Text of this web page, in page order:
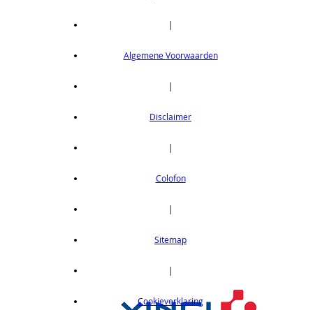
|
Algemene Voorwaarden
|
Disclaimer
|
Colofon
|
Sitemap
|
Cookieverklaring